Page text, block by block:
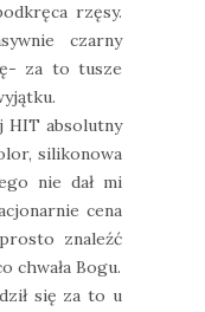
rzęsy.
czarny
za to tusze
HIT absolutny
silikonowa
nie dał mi
cena
znaleźć
chwała Bogu.
się za to u